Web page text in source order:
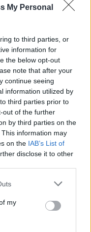
My Personal
to third parties, or
information for
the below opt-out
note that after your
continue seeing
information utilized by
third parties prior to
out of the further
by third parties on the
This information may
on the IAB’s List of
disclose it to other
my
to Stay’, il
–. Una
il proprio futuro
costretta
o opportunità
non chiedono
per
attrattive e